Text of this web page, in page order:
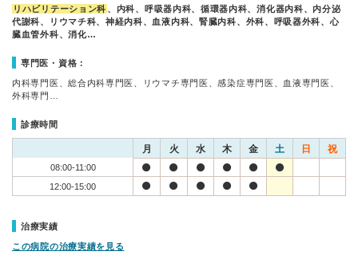
リハビリテーション科 、内科、呼吸器内科、循環器内科、消化器内科、内分泌
代謝科、リウマチ科、神経内科、血液内科、腎臓内科、外科、呼吸器外科、心
臓血管外科、消化…
専門医・資格：
内科専門医、総合内科専門医、リウマチ専門医、感染症専門医、血液専門医、
外科専門…
診療時間
月 火 水 木 金 土 日 祝
08:00-11:00
12:00-15:00
治療実績
この病院の治療実績を見る